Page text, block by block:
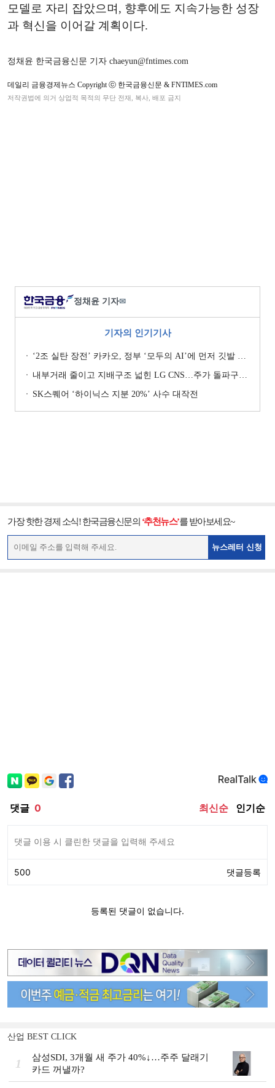
모델로 자리 잡았으며 , 향후에도 지속가능한 성장
과 혁신을 이어갈 계획이다.
정채윤 한국금융신문 기자 chaeyun@fntimes.com
데일리 금융경제뉴스 Copyright ⓒ 한국금융신문 & FNTIMES.com
저작권법에 의거 상업적 목적의 무단 전재, 복사, 배포 금지
정채윤 기자✉
기자의 인기기사
‘2조 실탄 장전’ 카카오, 정부 ‘모두의 AI’에 먼저 깃발 꽂은 셈법
내부거래 줄이고 지배구조 넓힌 LG CNS…주가 돌파구는 ‘RX’ [기업지배구조 보고서]
SK스퀘어 ‘하이닉스 지분 20%’ 사수 대작전
가장 핫한 경제 소식! 한국금융신문의 ‘추천뉴스’를 받아보세요~
뉴스레터 신청
산업 BEST CLICK
1
삼성SDI, 3개월 새 주가 40%↓…주주 달래기
카드 꺼낼까?